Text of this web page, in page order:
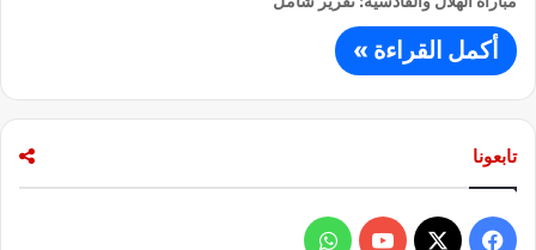
أكمل القراءة »
تابعونا